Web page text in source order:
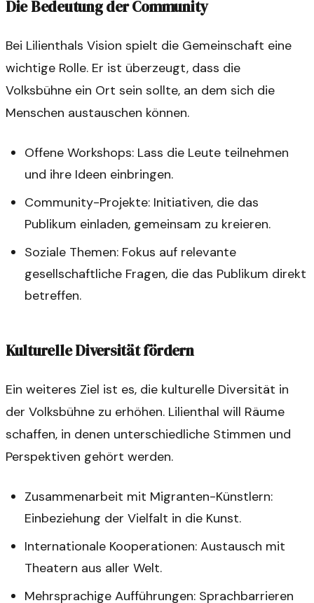
Die Bedeutung der Community
Bei Lilienthals Vision spielt die Gemeinschaft eine
wichtige Rolle. Er ist überzeugt, dass die
Volksbühne ein Ort sein sollte, an dem sich die
Menschen austauschen können.
Offene Workshops: Lass die Leute teilnehmen
und ihre Ideen einbringen.
Community-Projekte: Initiativen, die das
Publikum einladen, gemeinsam zu kreieren.
Soziale Themen: Fokus auf relevante
gesellschaftliche Fragen, die das Publikum direkt
betreffen.
Kulturelle Diversität fördern
Ein weiteres Ziel ist es, die kulturelle Diversität in
der Volksbühne zu erhöhen. Lilienthal will Räume
schaffen, in denen unterschiedliche Stimmen und
Perspektiven gehört werden.
Zusammenarbeit mit Migranten-Künstlern:
Einbeziehung der Vielfalt in die Kunst.
Internationale Kooperationen: Austausch mit
Theatern aus aller Welt.
Mehrsprachige Aufführungen: Sprachbarrieren